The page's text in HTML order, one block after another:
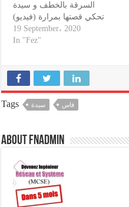
السرقة بالخطف و سيدة
تحكي قصتها بمرارة (فيديو)
19 September، 2020
In "Fez"
Tags سيدة فاس
About fnadmin